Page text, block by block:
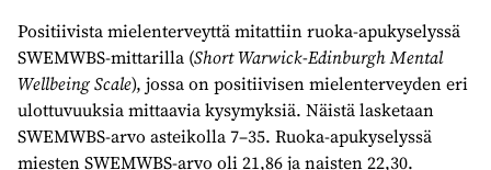
Positiivista mielenterveyttä mitattiin ruoka-apukyselyssä
SWEMWBS-mittarilla (Short Warwick-Edinburgh Mental
Wellbeing Scale), jossa on positiivisen mielenterveyden eri
ulottuvuuksia mittaavia kysymyksiä. Näistä lasketaan
SWEMWBS-arvo asteikolla 7–35. Ruoka-apukyselyssä
miesten SWEMWBS-arvo oli 21,86 ja naisten 22,30.